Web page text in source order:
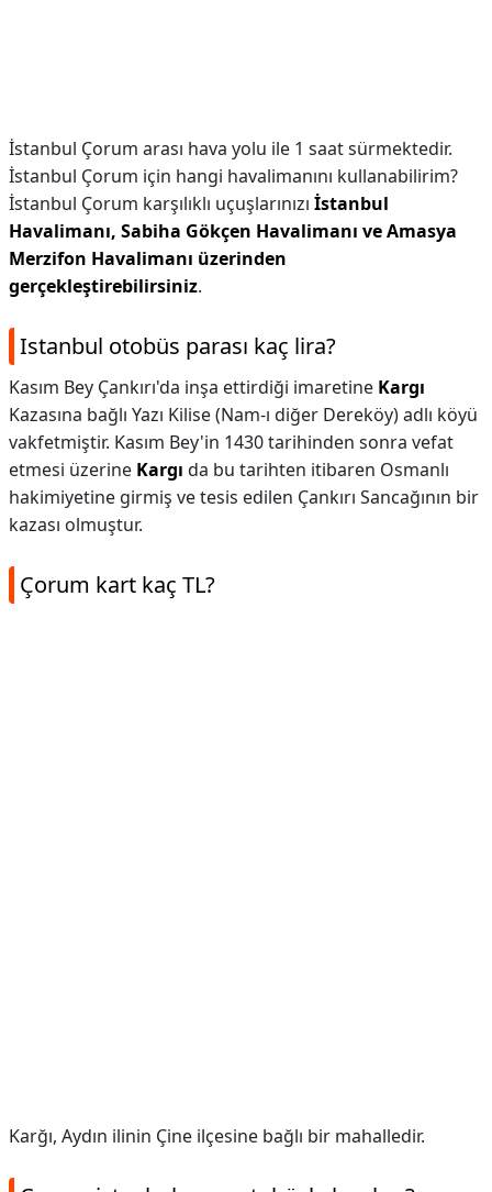
İstanbul Çorum arası hava yolu ile 1 saat sürmektedir.
İstanbul Çorum için hangi havalimanını kullanabilirim?
İstanbul Çorum karşılıklı uçuşlarınızı İstanbul
Havalimanı, Sabiha Gökçen Havalimanı ve Amasya
Merzifon Havalimanı üzerinden
gerçekleştirebilirsiniz.
Istanbul otobüs parası kaç lira?
Kasım Bey Çankırı'da inşa ettirdiği imaretine Kargı
Kazasına bağlı Yazı Kilise (Nam-ı diğer Dereköy) adlı köyü
vakfetmiştir. Kasım Bey'in 1430 tarihinden sonra vefat
etmesi üzerine Kargı da bu tarihten itibaren Osmanlı
hakimiyetine girmiş ve tesis edilen Çankırı Sancağının bir
kazası olmuştur.
Çorum kart kaç TL?
Karğı, Aydın ilinin Çine ilçesine bağlı bir mahalledir.